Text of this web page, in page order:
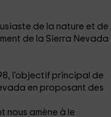
de la nature et de
de la Sierra Nevada
l'objectif principal de
en proposant des
nous amène à le